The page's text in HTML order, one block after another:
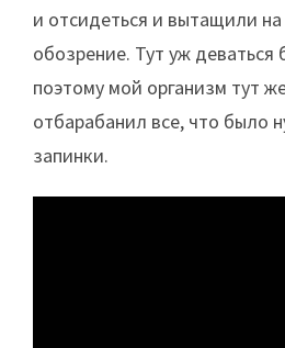
и отсидеться и вытащили
обозрение. Тут уж деваться
поэтому мой организм тут
отбарабанил все, что было
запинки.